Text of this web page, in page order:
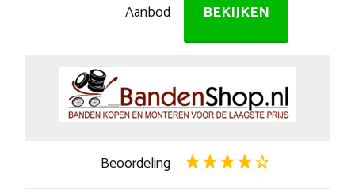
Aanbod BEKIJKEN
Beoordeling